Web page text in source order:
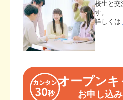
校生と交
す。
詳しくは
オープン
お申し込